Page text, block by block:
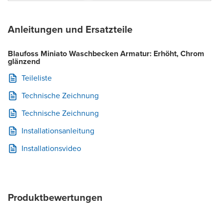
Anleitungen und Ersatzteile
Blaufoss Miniato Waschbecken Armatur: Erhöht, Chrom
glänzend
Teileliste
Technische Zeichnung
Technische Zeichnung
Installationsanleitung
Installationsvideo
Produktbewertungen